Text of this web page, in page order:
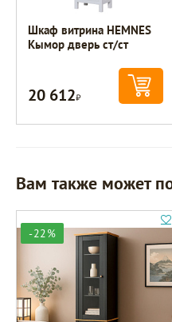
Шкаф витрина HEMNES
Кымор дверь ст/ст
20 612Р
Вам также может
-22%